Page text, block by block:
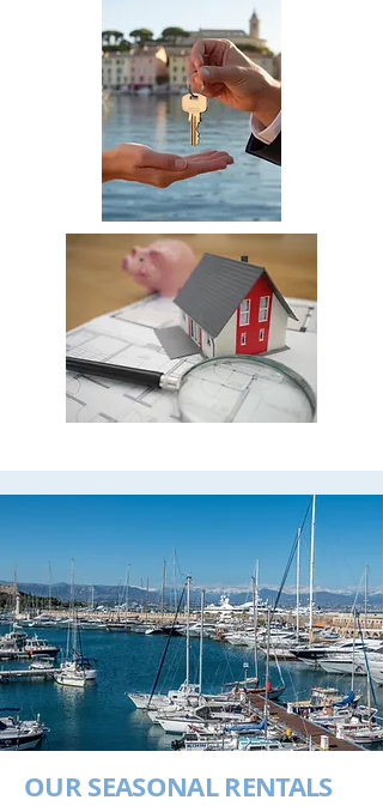
OUR SEASONAL RENTALS